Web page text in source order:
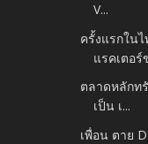
V...
ครั้งแรกใน
แรคเตอร์
ตลาดหลักท
เป็น เ...
เพื่อน ตาย